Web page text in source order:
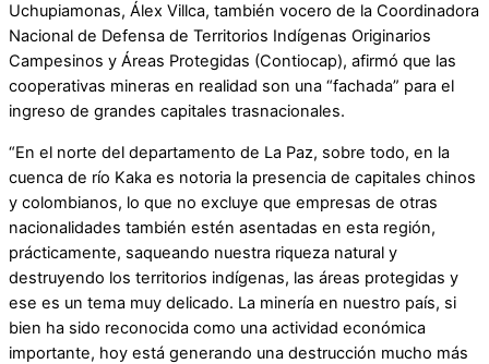
Uchupiamonas, Álex Villca, también vocero de la Coordinadora
Nacional de Defensa de Territorios Indígenas Originarios
Campesinos y Áreas Protegidas (Contiocap), afirmó que las
cooperativas mineras en realidad son una “fachada” para el
ingreso de grandes capitales trasnacionales.
“En el norte del departamento de La Paz, sobre todo, en la
cuenca de río Kaka es notoria la presencia de capitales chinos
y colombianos, lo que no excluye que empresas de otras
nacionalidades también estén asentadas en esta región,
prácticamente, saqueando nuestra riqueza natural y
destruyendo los territorios indígenas, las áreas protegidas y
ese es un tema muy delicado. La minería en nuestro país, si
bien ha sido reconocida como una actividad económica
importante, hoy está generando una destrucción mucho más